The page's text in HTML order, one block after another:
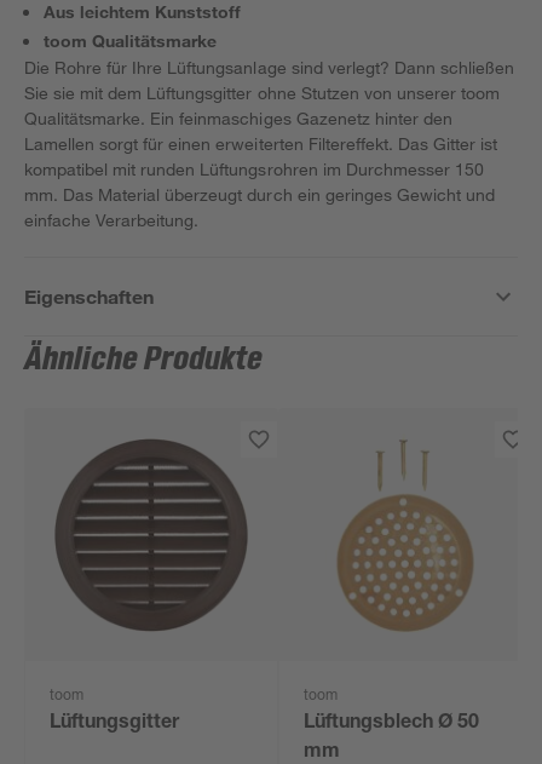
Aus leichtem Kunststoff
toom Qualitätsmarke
Die Rohre für Ihre Lüftungsanlage sind verlegt? Dann schließen
Sie sie mit dem Lüftungsgitter ohne Stutzen von unserer toom
Qualitätsmarke. Ein feinmaschiges Gazenetz hinter den
Lamellen sorgt für einen erweiterten Filtereffekt. Das Gitter ist
kompatibel mit runden Lüftungsrohren im Durchmesser 150
mm. Das Material überzeugt durch ein geringes Gewicht und
einfache Verarbeitung.
Eigenschaften
Ähnliche Produkte
toom
Lüftungsgitter
toom
Lüftungsblech Ø 50
mm